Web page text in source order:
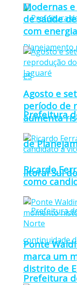
Prefeitura
de
litoral Sul
Prefeitura
Modernas
de saúde
com
Agosto e
período de
aumenta
Ricardo
como
Ponte
marca um
distrito de